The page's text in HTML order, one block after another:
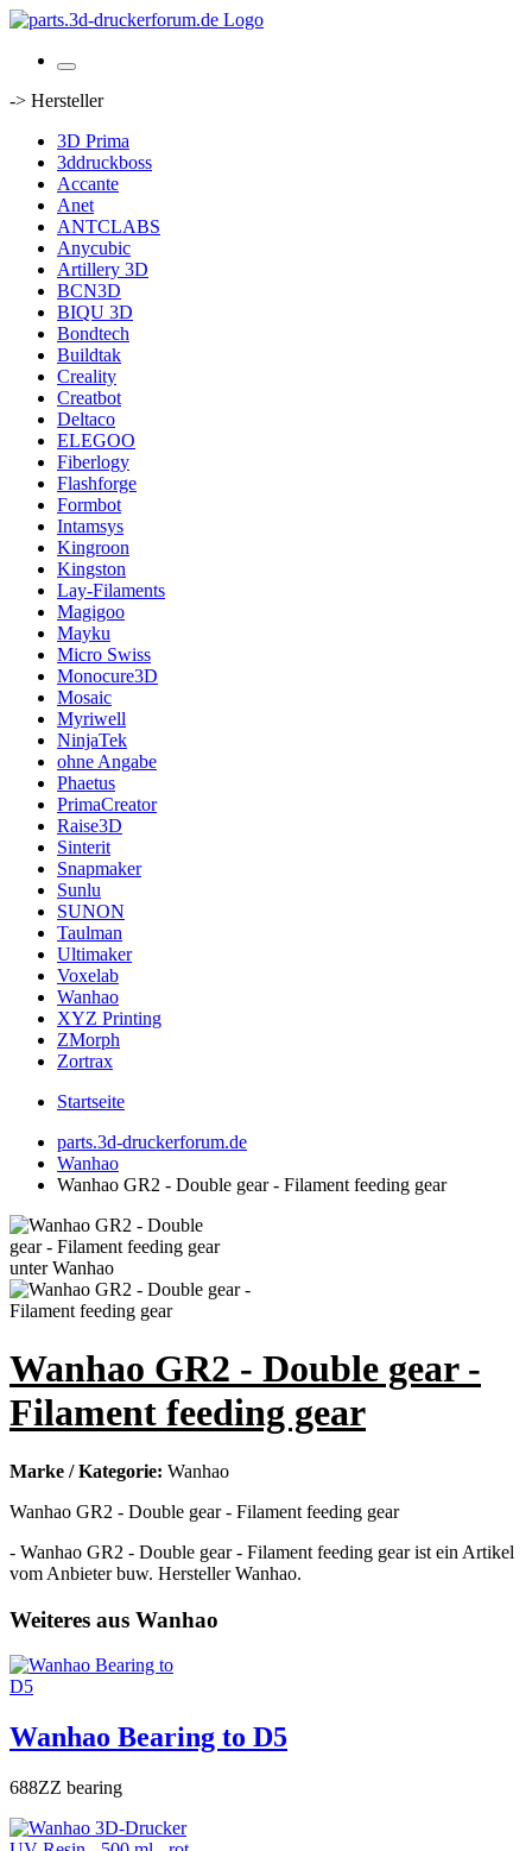
-> Hersteller
3D Prima
3ddruckboss
Accante
Anet
ANTCLABS
Anycubic
Artillery 3D
BCN3D
BIQU 3D
Bondtech
Buildtak
Creality
Creatbot
Deltaco
ELEGOO
Fiberlogy
Flashforge
Formbot
Intamsys
Kingroon
Kingston
Lay-Filaments
Magigoo
Mayku
Micro Swiss
Monocure3D
Mosaic
Myriwell
NinjaTek
ohne Angabe
Phaetus
PrimaCreator
Raise3D
Sinterit
Snapmaker
Sunlu
SUNON
Taulman
Ultimaker
Voxelab
Wanhao
XYZ Printing
ZMorph
Zortrax
Startseite
parts.3d-druckerforum.de
Wanhao
Wanhao GR2 - Double gear - Filament feeding gear
Wanhao GR2 - Double gear -
Filament feeding gear
Marke / Kategorie: Wanhao
Wanhao GR2 - Double gear - Filament feeding gear
- Wanhao GR2 - Double gear - Filament feeding gear ist ein Artikel
vom Anbieter buw. Hersteller Wanhao.
Weiteres aus Wanhao
Wanhao Bearing to D5
688ZZ bearing